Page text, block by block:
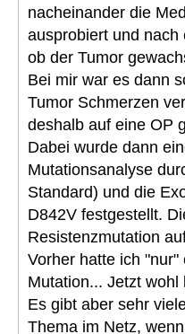
nacheinander die
ausprobiert und nach
ob der Tumor
Bei mir war es dann
Tumor Schmerzen
deshalb auf eine OP
Dabei wurde dann
Mutationsanalyse
Standard) und die
D842V festgestellt.
Resistenzmutation
Vorher hatte ich "nur"
Mutation... Jetzt wohl
Es gibt aber sehr
Thema im Netz,